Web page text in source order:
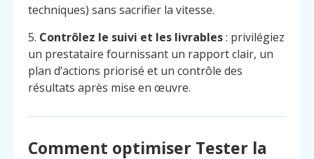
techniques) sans sacrifier la vitesse.
5. Contrôlez le suivi et les livrables: privilégiez
un prestataire fournissant un rapport clair, un
plan d’actions priorisé et un contrôle des
résultats après mise en œuvre.
Comment optimiser Tester la